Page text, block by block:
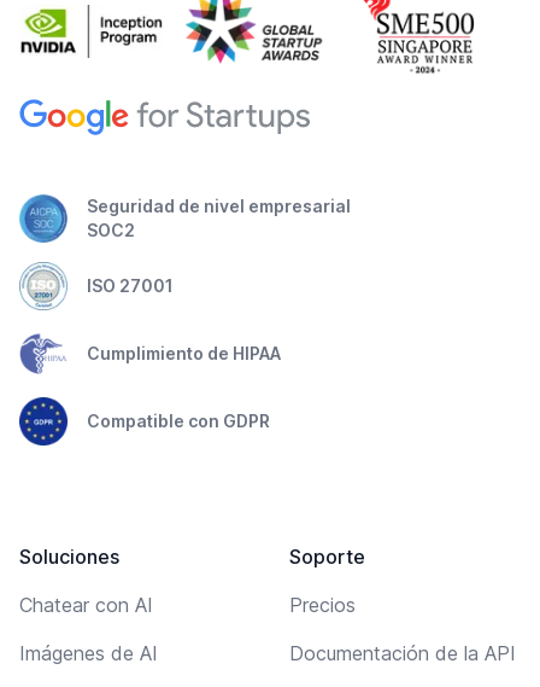
Seguridad de nivel empresarial
SOC2
ISO 27001
Cumplimiento de HIPAA
Compatible con GDPR
Soluciones
Chatear con AI
Imágenes de AI
Soporte
Precios
Documentación de la API